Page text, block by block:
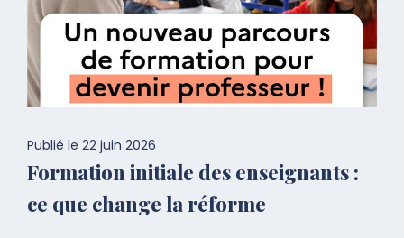
Publié le 22 juin 2026
Formation initiale des enseignants :
ce que change la réforme